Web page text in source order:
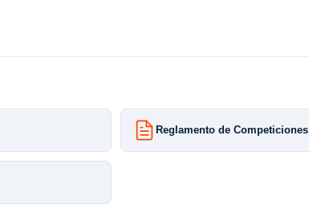
Reglamento de Competiciones